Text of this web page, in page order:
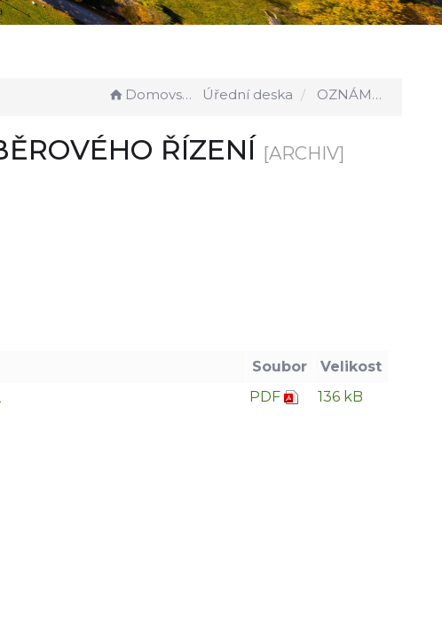
Domovská stránka Úřední deska OZNÁMENÍ O VYHLÁŠENÍ VÝBĚROVÉHO ŘÍZENÍ
ŘÍZENÍ [ARCHIV]
Soubor
Velikost
PDF 136 kB